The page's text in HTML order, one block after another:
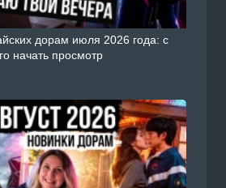
дорам июля 2026 года: с
начать просмотр